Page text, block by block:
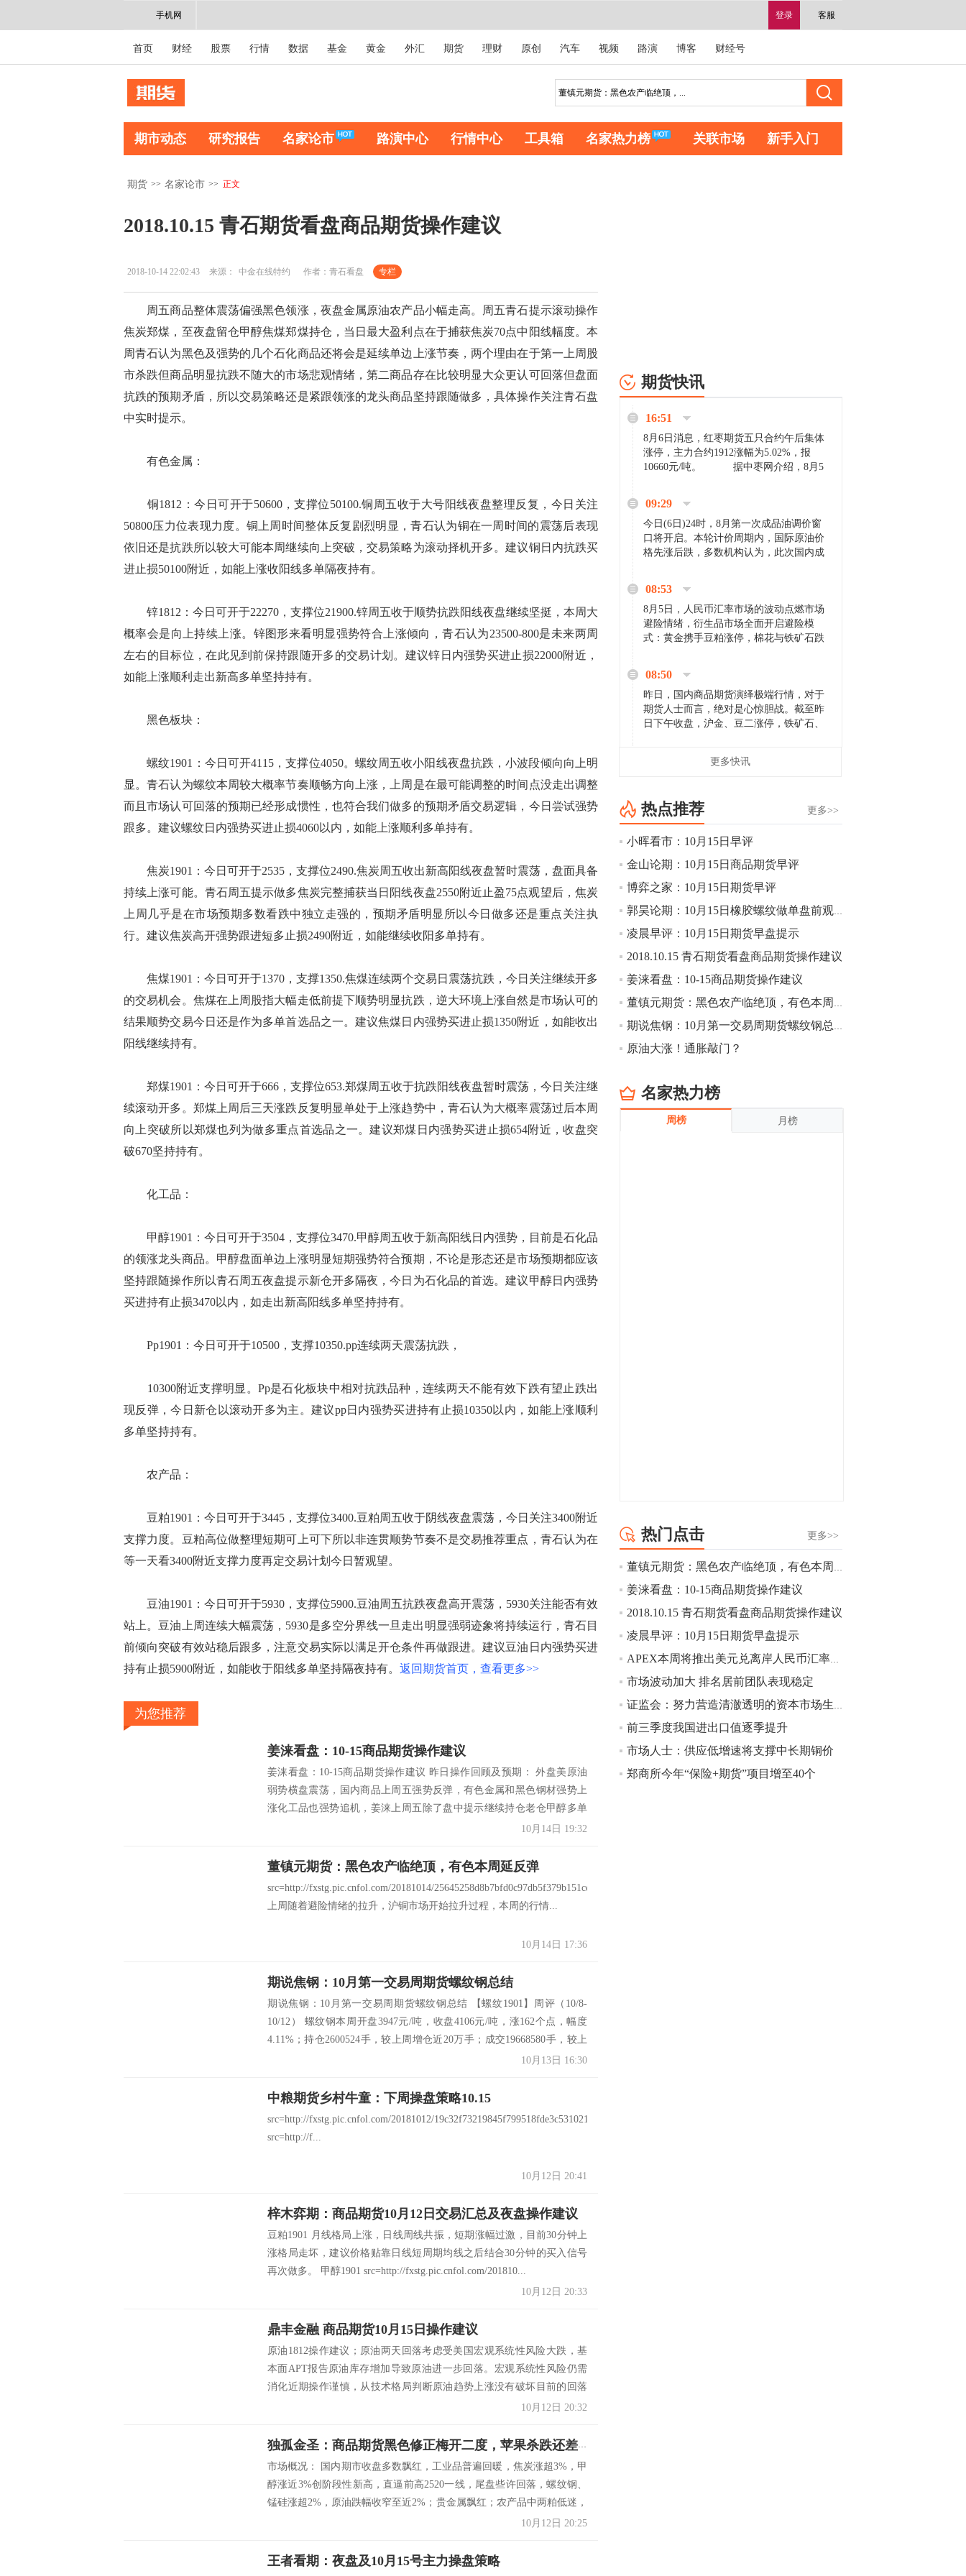
登录 客服
手机网
首页 财经 股票 行情 数据 基金 黄金 外汇 期货 理财 原创 汽车 视频 路演 博客 财经号
期市动态 研究报告 名家论市 路演中心 行情中心 工具箱 名家热力榜 关联市场 新手入门
期货 >> 名家论市 >> 正文
2018.10.15 青石期货看盘商品期货操作建议
2018-10-14 22:02:43 来源： 中金在线特约 作者：青石看盘 专栏
周五商品整体震荡偏强黑色领涨，夜盘金属原油农产品小幅走高。周五青石提示滚动操作
焦炭郑煤，至夜盘留仓甲醇焦煤郑煤持仓，当日最大盈利点在于捕获焦炭70点中阳线幅度。本
周青石认为黑色及强势的几个石化商品还将会是延续单边上涨节奏，两个理由在于第一上周股
市杀跌但商品明显抗跌不随大的市场悲观情绪，第二商品存在比较明显大众更认可回落但盘面
抗跌的预期矛盾，所以交易策略还是紧跟领涨的龙头商品坚持跟随做多，具体操作关注青石盘
中实时提示。
有色金属：
铜1812：今日可开于50600，支撑位50100.铜周五收于大号阳线夜盘整理反复，今日关注
50800压力位表现力度。铜上周时间整体反复剧烈明显，青石认为铜在一周时间的震荡后表现
依旧还是抗跌所以较大可能本周继续向上突破，交易策略为滚动择机开多。建议铜日内抗跌买
进止损50100附近，如能上涨收阳线多单隔夜持有。
锌1812：今日可开于22270，支撑位21900.锌周五收于顺势抗跌阳线夜盘继续坚挺，本周大
概率会是向上持续上涨。锌图形来看明显强势符合上涨倾向，青石认为23500-800是未来两周
左右的目标位，在此见到前保持跟随开多的交易计划。建议锌日内强势买进止损22000附近，
如能上涨顺利走出新高多单坚持持有。
黑色板块：
螺纹1901：今日可开4115，支撑位4050。螺纹周五收小阳线夜盘抗跌，小波段倾向向上明
显。青石认为螺纹本周较大概率节奏顺畅方向上涨，上周是在最可能调整的时间点没走出调整
而且市场认可回落的预期已经形成惯性，也符合我们做多的预期矛盾交易逻辑，今日尝试强势
跟多。建议螺纹日内强势买进止损4060以内，如能上涨顺利多单持有。
焦炭1901：今日可开于2535，支撑位2490.焦炭周五收出新高阳线夜盘暂时震荡，盘面具备
持续上涨可能。青石周五提示做多焦炭完整捕获当日阳线夜盘2550附近止盈75点观望后，焦炭
上周几乎是在市场预期多数看跌中独立走强的，预期矛盾明显所以今日做多还是重点关注执
行。建议焦炭高开强势跟进短多止损2490附近，如能继续收阳多单持有。
焦煤1901：今日可开于1370，支撑1350.焦煤连续两个交易日震荡抗跌，今日关注继续开多
的交易机会。焦煤在上周股指大幅走低前提下顺势明显抗跌，逆大环境上涨自然是市场认可的
结果顺势交易今日还是作为多单首选品之一。建议焦煤日内强势买进止损1350附近，如能收出
阳线继续持有。
郑煤1901：今日可开于666，支撑位653.郑煤周五收于抗跌阳线夜盘暂时震荡，今日关注继
续滚动开多。郑煤上周后三天涨跌反复明显单处于上涨趋势中，青石认为大概率震荡过后本周
向上突破所以郑煤也列为做多重点首选品之一。建议郑煤日内强势买进止损654附近，收盘突
破670坚持持有。
化工品：
甲醇1901：今日可开于3504，支撑位3470.甲醇周五收于新高阳线日内强势，目前是石化品
的领涨龙头商品。甲醇盘面单边上涨明显短期强势符合预期，不论是形态还是市场预期都应该
坚持跟随操作所以青石周五夜盘提示新仓开多隔夜，今日为石化品的首选。建议甲醇日内强势
买进持有止损3470以内，如走出新高阳线多单坚持持有。
Pp1901：今日可开于10500，支撑10350.pp连续两天震荡抗跌，
10300附近支撑明显。Pp是石化板块中相对抗跌品种，连续两天不能有效下跌有望止跌出
现反弹，今日新仓以滚动开多为主。建议pp日内强势买进持有止损10350以内，如能上涨顺利
多单坚持持有。
农产品：
豆粕1901：今日可开于3445，支撑位3400.豆粕周五收于阴线夜盘震荡，今日关注3400附近
支撑力度。豆粕高位做整理短期可上可下所以非连贯顺势节奏不是交易推荐重点，青石认为在
等一天看3400附近支撑力度再定交易计划今日暂观望。
豆油1901：今日可开于5930，支撑位5900.豆油周五抗跌夜盘高开震荡，5930关注能否有效
站上。豆油上周连续大幅震荡，5930是多空分界线一旦走出明显强弱迹象将持续运行，青石目
前倾向突破有效站稳后跟多，注意交易实际以满足开仓条件再做跟进。建议豆油日内强势买进
持有止损5900附近，如能收于阳线多单坚持隔夜持有。 返回期货首页，查看更多>>
为您推荐
姜涞看盘：10-15商品期货操作建议
姜涞看盘：10-15商品期货操作建议 昨日操作回顾及预期： 外盘美原油
弱势横盘震荡，国内商品上周五强势反弹，有色金属和黑色钢材强势上
涨化工品也强势追机，姜涞上周五除了盘中提示继续持仓老仓甲醇多单
外，并盘中入场黑色焦炭及螺纹多单日内产生较大浮盈夜盘高点止盈出
10月14日 19:32
董镇元期货：黑色农产临绝顶，有色本周延反弹
src=http://fxstg.pic.cnfol.com/20181014/25645258d8b7bfd0c97db5f379b151ce.jpg
上周随着避险情绪的拉升，沪铜市场开始拉升过程，本周的行情...
10月14日 17:36
期说焦钢：10月第一交易周期货螺纹钢总结
期说焦钢：10月第一交易周期货螺纹钢总结 【螺纹1901】周评（10/8-
10/12） 螺纹钢本周开盘3947元/吨，收盘4106元/吨，涨162个点，幅度
4.11%；持仓2600524手，较上周增仓近20万手；成交19668580手，较上
10月13日 16:30
中粮期货乡村牛童：下周操盘策略10.15
src=http://fxstg.pic.cnfol.com/20181012/19c32f73219845f799518fde3c531021.jpg
src=http://f...
10月12日 20:41
梓木弈期：商品期货10月12日交易汇总及夜盘操作建议
豆粕1901 月线格局上涨，日线周线共振，短期涨幅过激，目前30分钟上
涨格局走坏，建议价格贴靠日线短周期均线之后结合30分钟的买入信号
再次做多。 甲醇1901 src=http://fxstg.pic.cnfol.com/201810...
10月12日 20:33
鼎丰金融 商品期货10月15日操作建议
原油1812操作建议；原油两天回落考虑受美国宏观系统性风险大跌，基
本面APT报告原油库存增加导致原油进一步回落。宏观系统性风险仍需
消化近期操作谨慎，从技术格局判断原油趋势上涨没有破坏目前的回落
应当理解成阶段性调整。周五内盘原油最低尝试560支撑，随后出现强势
10月12日 20:32
独孤金圣：商品期货黑色修正梅开二度，苹果杀跌还差一口气
市场概况： 国内期市收盘多数飘红，工业品普遍回暖，焦炭涨超3%，甲
醇涨近3%创阶段性新高，直逼前高2520一线，尾盘些许回落，螺纹钢、
锰硅涨超2%，原油跌幅收窄至近2%；贵金属飘红；农产品中两粕低迷，
豆粕跌近2%，豆粕被我们青睐也走了一波不小的行情，软商品及谷物飘
10月12日 20:25
王者看期：夜盘及10月15号主力操盘策略
期货快讯
16:51
8月6日消息，红枣期货五只合约午后集体
涨停，主力合约1912涨幅为5.02%，报
10660元/吨。 据中枣网介绍，8月5
家好货依旧惜售挺...
09:29
今日(6日)24时，8月第一次成品油调价窗
口将开启。本轮计价周期内，国际原油价
格先涨后跌，多数机构认为，此次国内成
08:53
8月5日，人民币汇率市场的波动点燃市场
避险情绪，衍生品市场全面开启避险模
式：黄金携手豆粕涨停，棉花与铁矿石跌
场来看，汇率波动...
08:50
昨日，国内商品期货演绎极端行情，对于
期货人士而言，绝对是心惊胆战。截至昨
日下午收盘，沪金、豆二涨停，铁矿石、
[imgnobrwh] src=...
14:23
跌幅达6%，报689.5元/吨，刷新近两个月
低位。
14:20
方正有色研究团队：高度重视贵金属的阶
段性机会。自年初以来沪金上涨16.93%，
立涨势，白银将开启补涨，且涨幅超过黄
金，金银比有望高位回归。
13:55
豆二期货主力合约涨停，涨幅达3.98%，报
CBOT大豆期货市场上涨，11月期约收高
影响，夜盘连粕高位窄幅震荡，建议短线
操作为主。 ...
13:54
8月5日消息，内外盘贵金属强劲走升，沪
金主力合约涨停，涨幅3.99%，报334.00
幅扩大至4.4%。
10:43
【行情】芝加哥11月大豆期货跌0.4%，12
月玉米期货跌1%。
10:43
【行情】油脂油料期货表现抢眼，豆二期
2.5%，棕榈油涨近2%，菜粕涨1.54%。
10:17
【研报精选】国内期货机构对8月5日的原
油期货走势预测
更多快讯
更多>>
热点推荐
小晖看市：10月15日早评
金山论期：10月15日商品期货早评
博弈之家：10月15日期货早评
郭昊论期：10月15日橡胶螺纹做单盘前观点
凌晨早评：10月15日期货早盘提示
2018.10.15 青石期货看盘商品期货操作建议
姜涞看盘：10-15商品期货操作建议
董镇元期货：黑色农产临绝顶，有色本周延反弹
期说焦钢：10月第一交易周期货螺纹钢总结
原油大涨！通胀敲门？
名家热力榜
周榜 月榜
更多>>
热门点击
董镇元期货：黑色农产临绝顶，有色本周延反弹
姜涞看盘：10-15商品期货操作建议
2018.10.15 青石期货看盘商品期货操作建议
凌晨早评：10月15日期货早盘提示
APEX本周将推出美元兑离岸人民币汇率期货
市场波动加大 排名居前团队表现稳定
证监会：努力营造清澈透明的资本市场生态
前三季度我国进出口值逐季提升
市场人士：供应低增速将支撑中长期铜价
郑商所今年“保险+期货”项目增至40个